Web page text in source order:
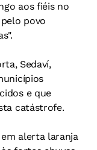
aos fiéis no
povo
Sedaví,
e que
catástrofe.
alerta laranja